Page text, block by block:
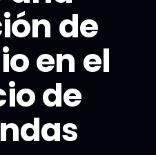
de
en el
de